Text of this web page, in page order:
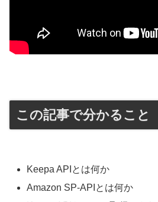
この記事で分かること
Keepa APIとは何か
Amazon SP-APIとは何か